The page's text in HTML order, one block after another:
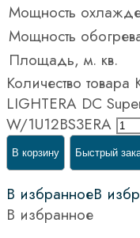
Мощность
Мощность
Площадь, м. кв.
Количество
LIGHTERA DC
W/1U12BS3ERA
В корзину Быстрый
В избранноеВ
В избранное